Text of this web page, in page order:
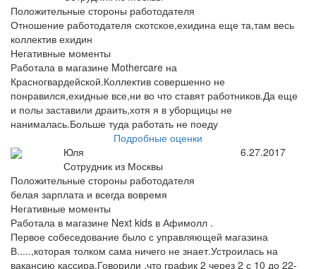
Положительные стороны работодателя
Отношение работодателя скотское,ехидина еще та,там весь
коллектив ехидин
Негативные моменты
Работала в магазине Mothercare на
Красногвардейской.Коллектив совершенно не
понравился,ехидные все,ни во что ставят работников.Да еще
и полы заставили драить,хотя я в уборщицы не
нанималась.Больше туда работать не поеду
Подробные оценки
Юля
Сотрудник из Москвы
6.27.2017
Положительные стороны работодателя
белая зарплата и всегда вовремя
Негативные моменты
Работала в магазине Next kids в Афимолл .
Первое собеседование было с управляющей магазина
В.....,которая толком сама ничего не знает.Устроилась на
вакансию кассира.Говорили ,что график 2 через 2 с 10 до 22-